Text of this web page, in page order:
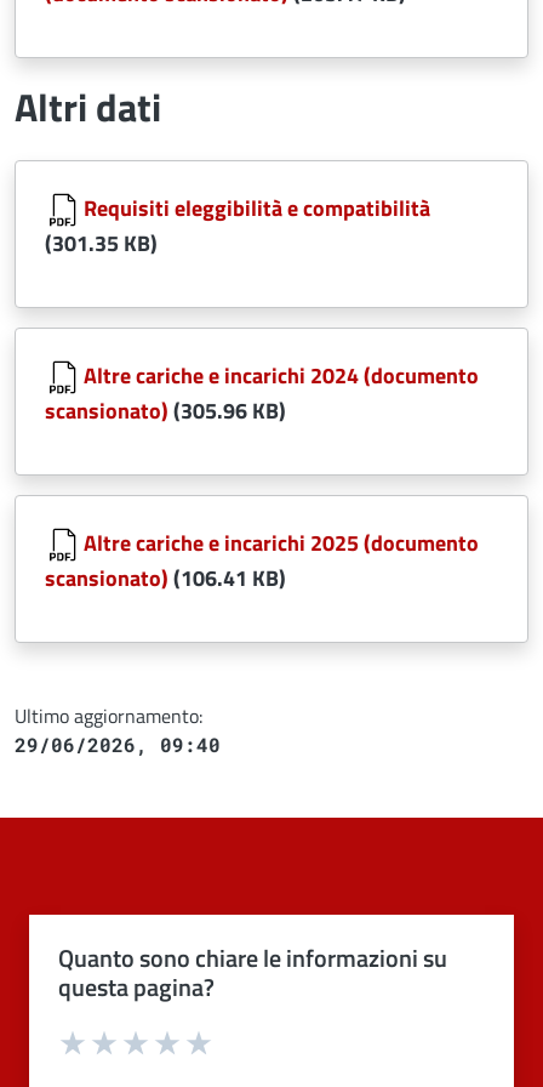
Altri dati
Document
Requisiti eleggibilità e compatibilità
(301.35 KB)
Document
Altre cariche e incarichi 2024 (documento
scansionato)(305.96 KB)
Document
Altre cariche e incarichi 2025 (documento
scansionato)(106.41 KB)
Ultimo aggiornamento:
29/06/2026, 09:40
Quanto sono chiare le informazioni su
questa pagina?
Valuta 4 stelle su 5
Valuta 3 stelle su 5
Valuta 2 stelle su 5
Valuta 1 stelle su 5